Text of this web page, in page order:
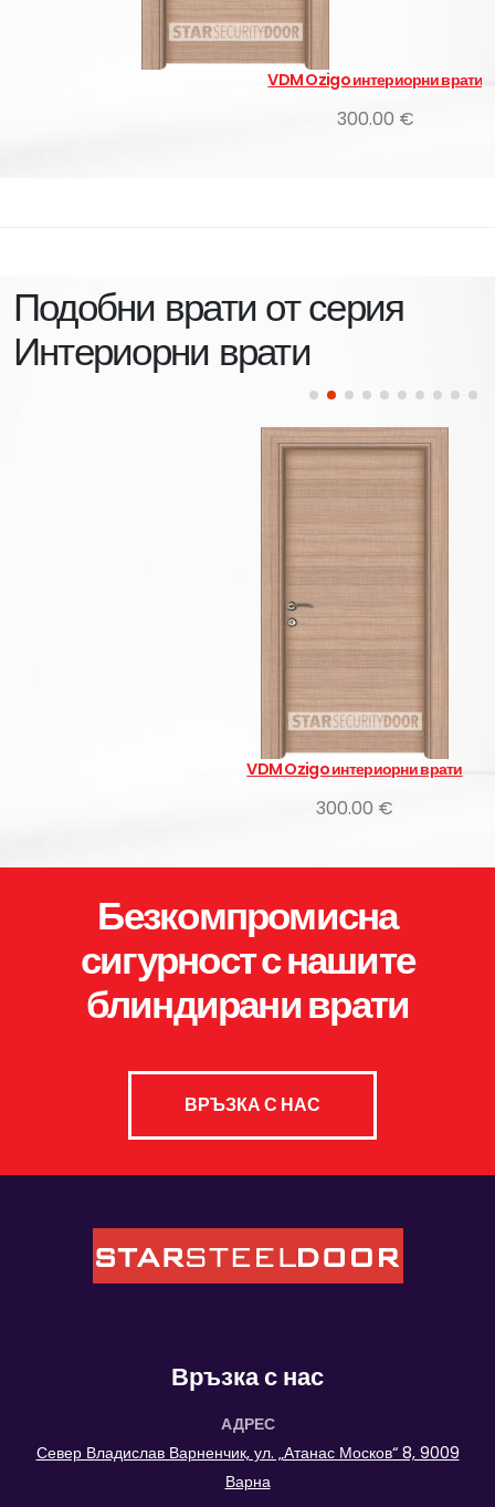
VDM Ozigo интериорни врати
Подобни врати от серия
Интериорни врати
VDM Ozigo интериорни врати
Безкомпромисна
сигурност с нашите
блиндирани врати
ВРЪЗКА С НАС
Връзка с нас
АДРЕС
Север Владислав Варненчик, ул. „Атанас Москов“ 8, 9009
Варна